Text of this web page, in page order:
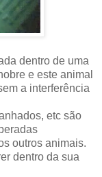
dentro de uma
e este animal
a interferência
etc são
outros animais.
dentro da sua